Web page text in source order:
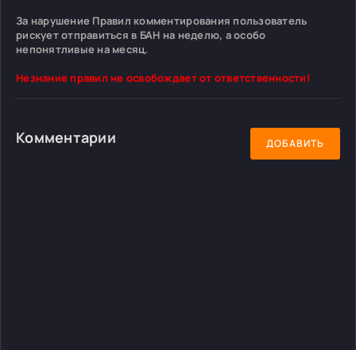
За нарушение Правил комментирования пользователь
рискует отправиться в БАН на неделю, а особо
непонятливые на месяц.
Незнание правил не освобождает от ответственности!
Комментарии ДОБАВИТЬ